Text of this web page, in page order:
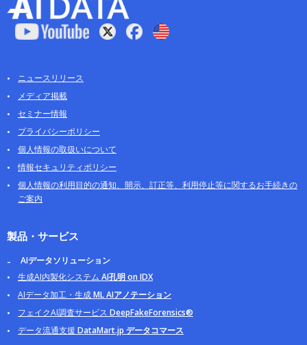
ニュースリリース
メディア掲載
セミナー情報
プライバシーポリシー
個人情報の取扱いについて
情報セキュリティポリシー
個人情報の利用目的の通知、開示、訂正等、利用停止等に関するお手続きの
ご案内
製品・サービス
AIデータソリューション
生成AI内製化システム AI孔明 on IDX
AIデータ加工・生成ML AIアノテーション
フェイクAI調査サービス DeepFakeForensics®
データ流通支援 DataMart.jp データコマース